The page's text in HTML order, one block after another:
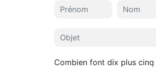
Combien font dix plus cinq